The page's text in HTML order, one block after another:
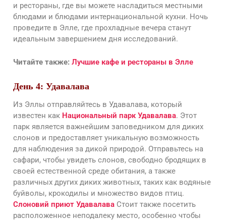
и рестораны, где вы можете насладиться местными
блюдами и блюдами интернациональной кухни. Ночь
проведите в Элле, где прохладные вечера станут
идеальным завершением дня исследований.
Читайте также: Лучшие кафе и рестораны в Элле
День 4: Удавалава
Из Эллы отправляйтесь в Удавалава, который
известен как Национальный парк Удавалава. Этот
парк является важнейшим заповедником для диких
слонов и предоставляет уникальную возможность
для наблюдения за дикой природой. Отправьтесь на
сафари, чтобы увидеть слонов, свободно бродящих в
своей естественной среде обитания, а также
различных других диких животных, таких как водяные
буйволы, крокодилы и множество видов птиц.
Слоновий приют Удавалава Стоит также посетить
расположенное неподалеку место, особенно чтобы